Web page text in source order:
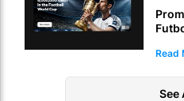
e
Read
See